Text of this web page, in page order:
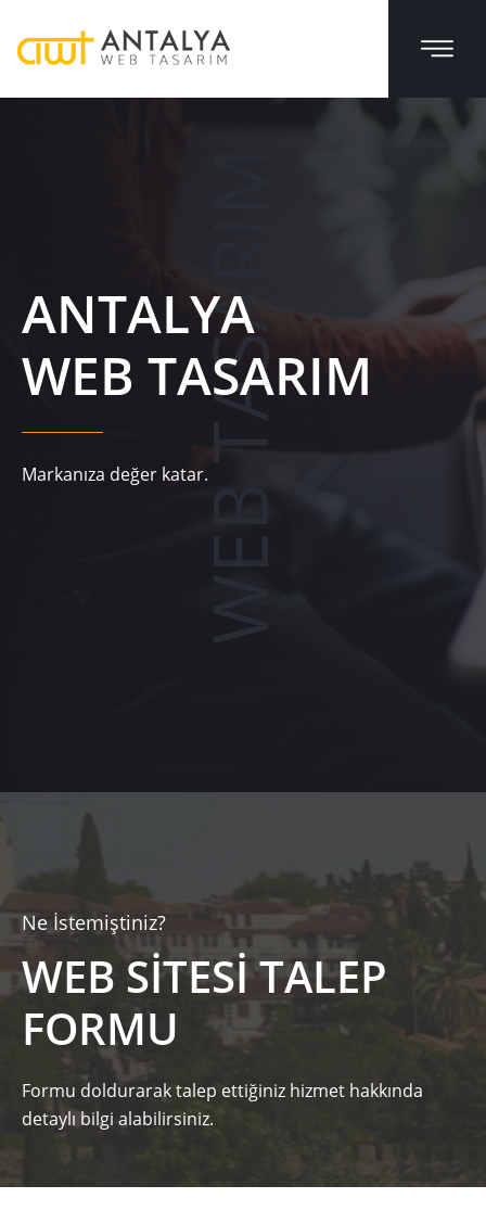
WEB TASARIM
ANTALYA
WEB TASARIM
Markanıza değer katar.
Ne İstemiştiniz?
WEB SITESI TALEP
FORMU
Formu doldurarak talep ettiğiniz hizmet hakkında
detaylı bilgi alabilirsiniz.